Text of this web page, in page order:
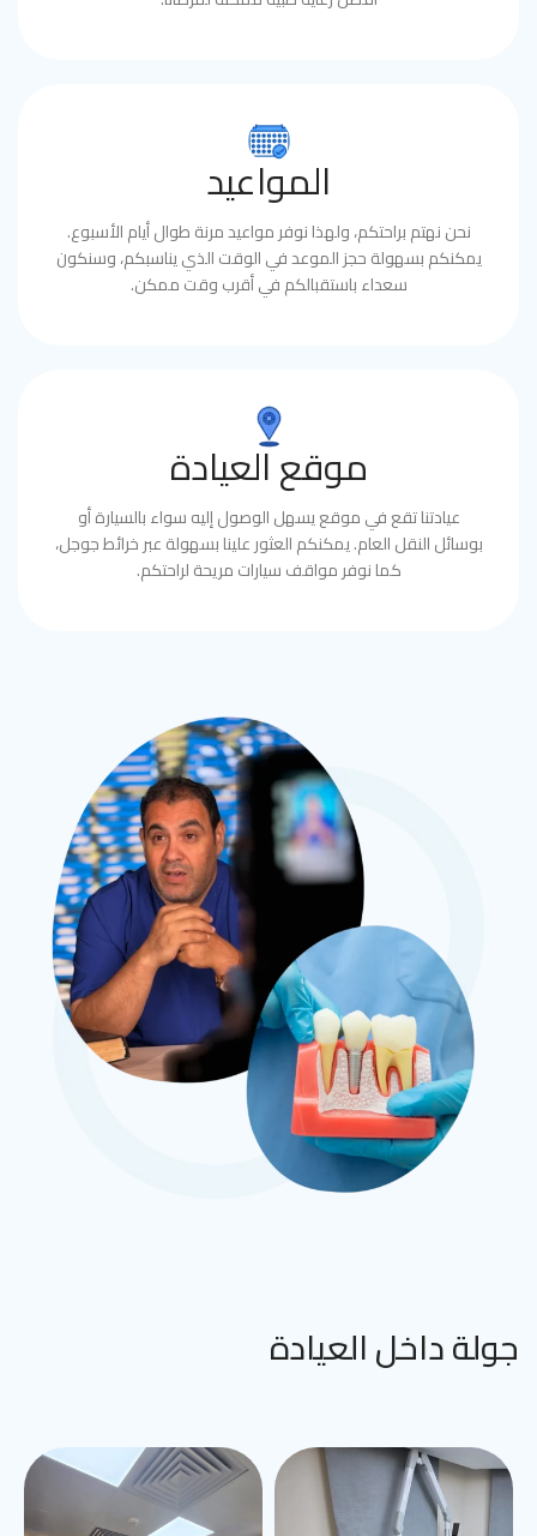
المواعيد
نحن نهتم براحتكم، ولهذا نوفر مواعيد مرنة طوال أيام الأسبوع.
يمكنكم بسهولة حجز الموعد في الوقت الذي يناسبكم، وسنكون
سعداء باستقبالكم في أقرب وقت ممكن.
موقع العيادة
عيادتنا تقع في موقع يسهل الوصول إليه سواء بالسيارة أو
بوسائل النقل العام. يمكنكم العثور علينا بسهولة عبر خرائط جوجل،
كما نوفر مواقف سيارات مريحة لراحتكم.
جولة داخل العيادة